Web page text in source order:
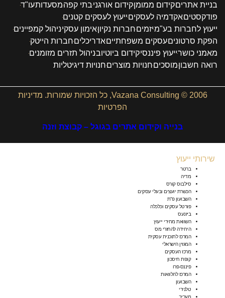
בניית אתריםקידום ממומןקידום אורגניבתי קפהמסעדותעו"ד
פודקסטיםאקדמיה לעסקיםייעוץ לעסקים קטנים
ייעוץ לחברות בע"מיזמיםחברות נקיוןאימון עסקיניהול קמפיינים
הפקת סרטוניםעסקים משפחתייםאדריכליםחברות הייטק
מאמני כושרייעוץ פיננסיקידום ביוטיובניהול תזרים מזומנים
רואה חשבוןמוסכיםחנויות מוצריםחנויות דיגיטליות
2006 © Vazana Consulting, כל הזכויות שמורות.
מדיניות
הפרטיות
בנייה וקידום אתרים בגוגל – קבוצת וזנה
שירותי ייעוץ
ברטר
מדיה
סילבוס קורס
הכשרת יועצים ובעלי עסקים
השבועון פ”ת
פורטל עסקים וכלכלה
ביזנעס
השוואת מחירי ייעוץ
היחידה להחזרי מס
המרכז לתוכנית עסקית
המגזין הישראלי
מרכז העסקים
קופת חיסכון
פיננס-פרו
המרכז להלוואות
השבועון
טלנירי
מעריב